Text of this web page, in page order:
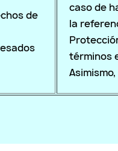
de
caso de
la
términos